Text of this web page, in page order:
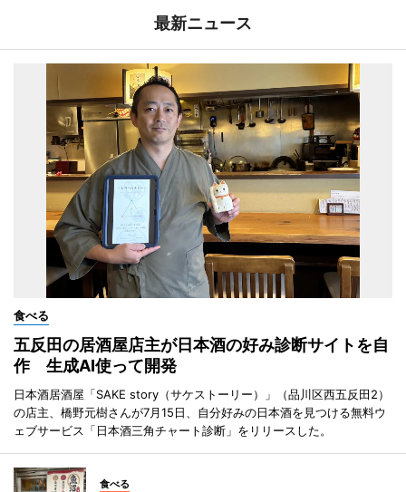
最新ニュース
食べる
五反田の居酒屋店主が日本酒の好み診断サイトを自
作 生成AI使って開発
日本酒居酒屋「SAKE story（サケストーリー）」（品川区西五反田2）
の店主、橋野元樹さんが7月15日、自分好みの日本酒を見つける無料ウ
ェブサービス「日本酒三角チャート診断」をリリースした。
食べる